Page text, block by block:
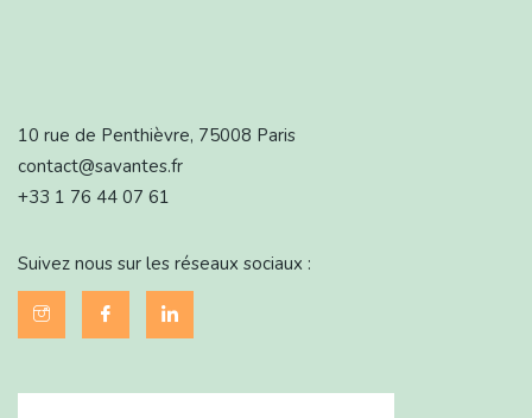
10 rue de Penthièvre, 75008 Paris
contact@savantes.fr
+33 1 76 44 07 61
Suivez nous sur les réseaux sociaux :